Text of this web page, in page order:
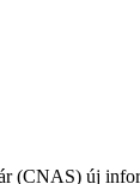
(CNAS) új